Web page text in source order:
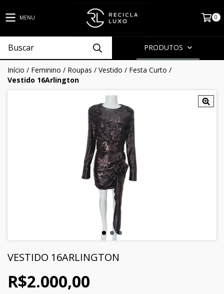
MENU 0
PRODUTOS
Início / Feminino / Roupas / Vestido / Festa Curto /
Vestido 16Arlington
VESTIDO 16ARLINGTON
R$2.000,00